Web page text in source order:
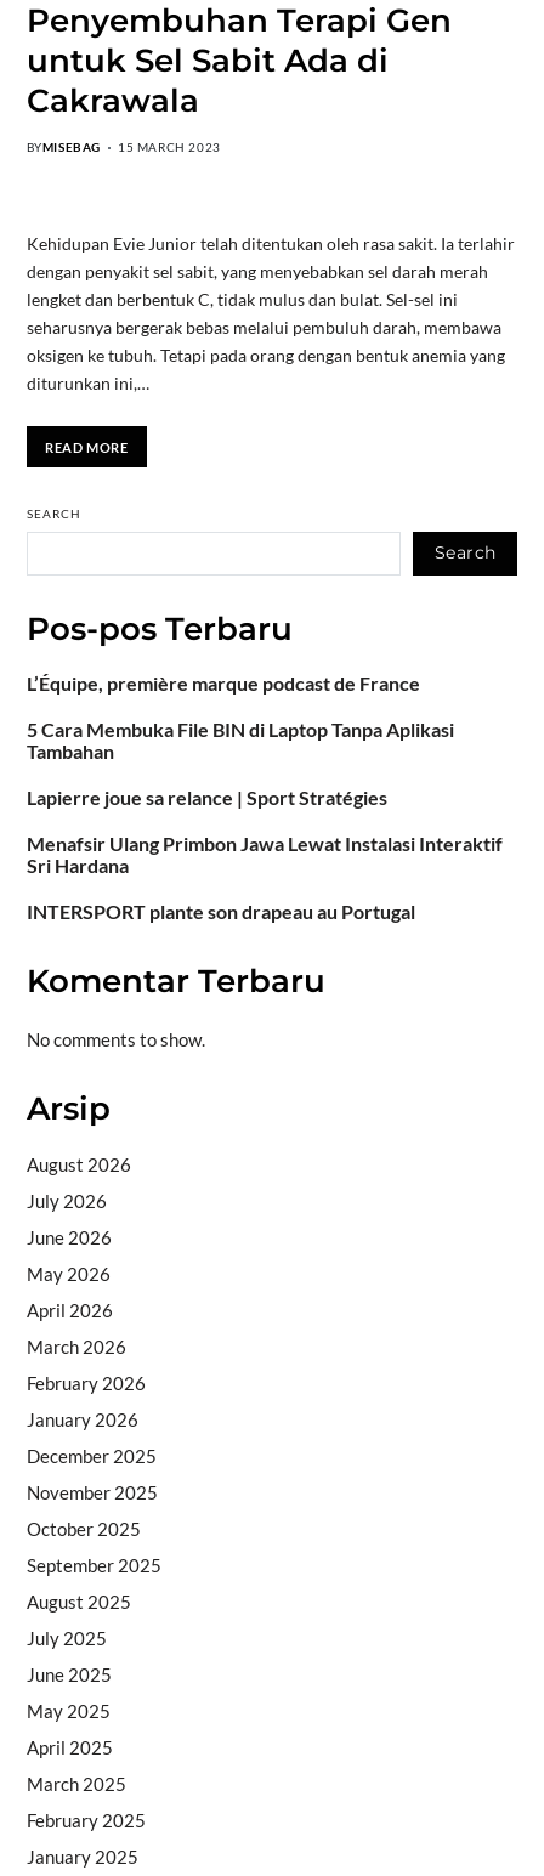
Penyembuhan Terapi Gen
untuk Sel Sabit Ada di
Cakrawala
BYMISEBAG 15 MARCH 2023
Kehidupan Evie Junior telah ditentukan oleh rasa sakit. Ia terlahir
dengan penyakit sel sabit, yang menyebabkan sel darah merah
lengket dan berbentuk C, tidak mulus dan bulat. Sel-sel ini
seharusnya bergerak bebas melalui pembuluh darah, membawa
oksigen ke tubuh. Tetapi pada orang dengan bentuk anemia yang
diturunkan ini,…
READ MORE
SEARCH
Search
Pos-pos Terbaru
L’Équipe, première marque podcast de France
5 Cara Membuka File BIN di Laptop Tanpa Aplikasi
Tambahan
Lapierre joue sa relance | Sport Stratégies
Menafsir Ulang Primbon Jawa Lewat Instalasi Interaktif
Sri Hardana
INTERSPORT plante son drapeau au Portugal
Komentar Terbaru
No comments to show.
Arsip
August 2026
July 2026
June 2026
May 2026
April 2026
March 2026
February 2026
January 2026
December 2025
November 2025
October 2025
September 2025
August 2025
July 2025
June 2025
May 2025
April 2025
March 2025
February 2025
January 2025